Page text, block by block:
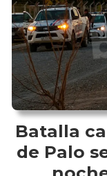
Batalla
de Palo